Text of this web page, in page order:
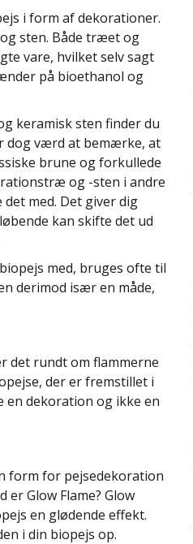
i form af dekorationer.
sten. Både træet og
vare, hvilket selv sagt
på bioethanol og
keramisk sten finder du
dog værd at bemærke, at
brune og forkullede
og -sten i andre
med. Det giver dig
kan skifte det ud
med, bruges ofte til
derimod især en måde,
det rundt om flammerne
der er fremstillet i
dekoration og ikke en
form for pejsedekoration
er Glow Flame? Glow
en glødende effekt.
i din biopejs op.